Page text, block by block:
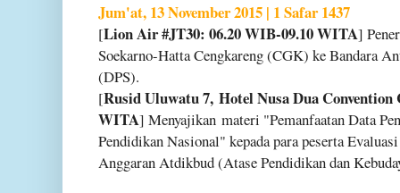
Jum'at, 13 November 2015 | 1 Safar 1437
[Lion Air #JT30: 06.20 WIB-09.10 WITA]
Soekarno-Hatta Cengkareng (CGK) ke Bandara
(DPS).
[Rusid Uluwatu 7, Hotel Nusa Dua Convention
WITA] Menyajikan materi "Pemanfaatan Data
Pendidikan Nasional" kepada para peserta
Anggaran Atdikbud (Atase Pendidikan dan